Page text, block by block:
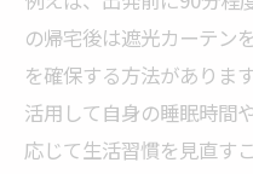
の帰宅後は遮光カーテン
を確保する方法がありま
活用して自身の睡眠時間
応じて生活習慣を見直す